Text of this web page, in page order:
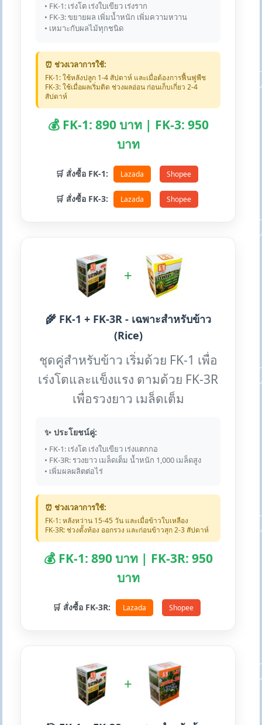
• FK-1: เร่งโต เร่งใบเขียว เร่งราก
• FK-3: ขยายผล เพิ่มน้ำหนัก เพิ่มความหวาน
• เหมาะกับผลไม้ทุกชนิด
⏰ ช่วงเวลาการใช้:
FK-1: ใช้หลังปลูก 1-4 สัปดาห์ และเมื่อต้องการฟื้นฟูพืช
FK-3: ใช้เมื่อผลเริ่มติด ช่วงผลอ่อน ก่อนเก็บเกี่ยว 2-4
สัปดาห์
💰 FK-1: 890 บาท | FK-3: 950
บาท
🛒 สั่งซื้อ FK-1: Lazada Shopee
🛒 สั่งซื้อ FK-3: Lazada Shopee
+
🌾 FK-1 + FK-3R - เฉพาะสำหรับข้าว
(Rice)
ชุดคู่สำหรับข้าว เริ่มด้วย FK-1 เพื่อ
เร่งโตและแข็งแรง ตามด้วย FK-3R
เพื่อรวงยาว เมล็ดเต็ม
✨ ประโยชน์คู่:
• FK-1: เร่งโต เร่งใบเขียว เร่งแตกกอ
• FK-3R: รวงยาว เมล็ดเต็ม น้ำหนัก 1,000 เมล็ดสูง
• เพิ่มผลผลิตต่อไร่
⏰ ช่วงเวลาการใช้:
FK-1: หลังหว่าน 15-45 วัน และเมื่อข้าวใบเหลือง
FK-3R: ช่วงตั้งท้อง ออกรวง และก่อนข้าวสุก 2-3 สัปดาห์
💰 FK-1: 890 บาท | FK-3R: 950
บาท
🛒 สั่งซื้อ FK-3R: Lazada Shopee
+